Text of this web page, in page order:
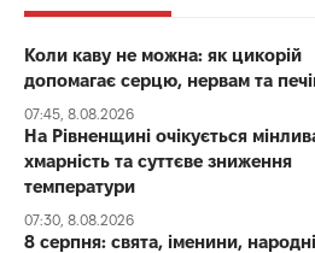
Коли каву не можна: як цикорій
допомагає серцю, нервам та
07:45, 8.08.2026
На Рівненщині очікується
хмарність та суттєве зниження
температури
07:30, 8.08.2026
8 серпня: свята, іменини, народні